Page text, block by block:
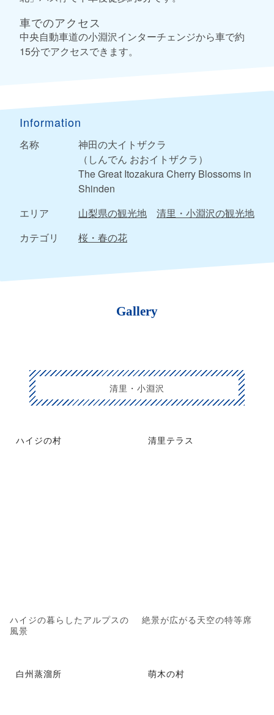
車でのアクセス
中央自動車道の小淵沢インターチェンジから車で約
15分でアクセスできます。
Information
名称
神田の大イトザクラ
（しんでん おおイトザクラ）
The Great Itozakura Cherry Blossoms in
Shinden
エリア
山梨県の観光地
清里・小淵沢の観光地
カテゴリ
桜・春の花
Gallery
清里・小淵沢
ハイジの村
ハイジの暮らしたアルプスの
風景
清里テラス
絶景が広がる天空の特等席
白州蒸溜所 萌木の村